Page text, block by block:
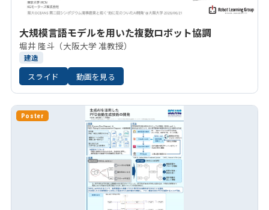
大規模言語モデルを用いた複数ロボット協調
堀井 隆斗（大阪大学 准教授）
建造
スライド 動画を見る
Poster